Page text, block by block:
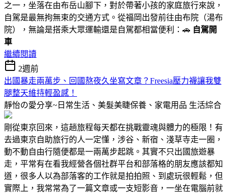
之一，坐落在由布岳山腳下，對於帶著小孩的家庭旅行來說，
自駕是最無拘無束的交通方式。從福岡出發前往由布院（湯布
院），無論是搭乘大眾運輸還是自駕都相當便利：🚗 自駕開
車
繼續閱讀
2週前
出國暴走兩萬步、回國熬夜久坐寫文章？Freesia壓力襪讓我雙
腿整天維持輕盈感！
靜怡の愛分享~日常生活、美髮美睫保養、家電用品 生活綜合
剛從東京回來，這趟旅程每天都在挑戰靈魂與體力的極限！有
去過東京自助旅行的人一定懂，涉谷、新宿、淺草寺走一圈，
動不動自由行隨便都是一兩萬步起跳。其實不只出國旅遊暴
走，平常有在看我經營各個社群平台和部落格的朋友應該都知
道，很多人以為部落客的工作就是拍拍照、到處玩很輕鬆，但
實際上，我常常為了一篇文章或一支短影音，一坐在電腦前就